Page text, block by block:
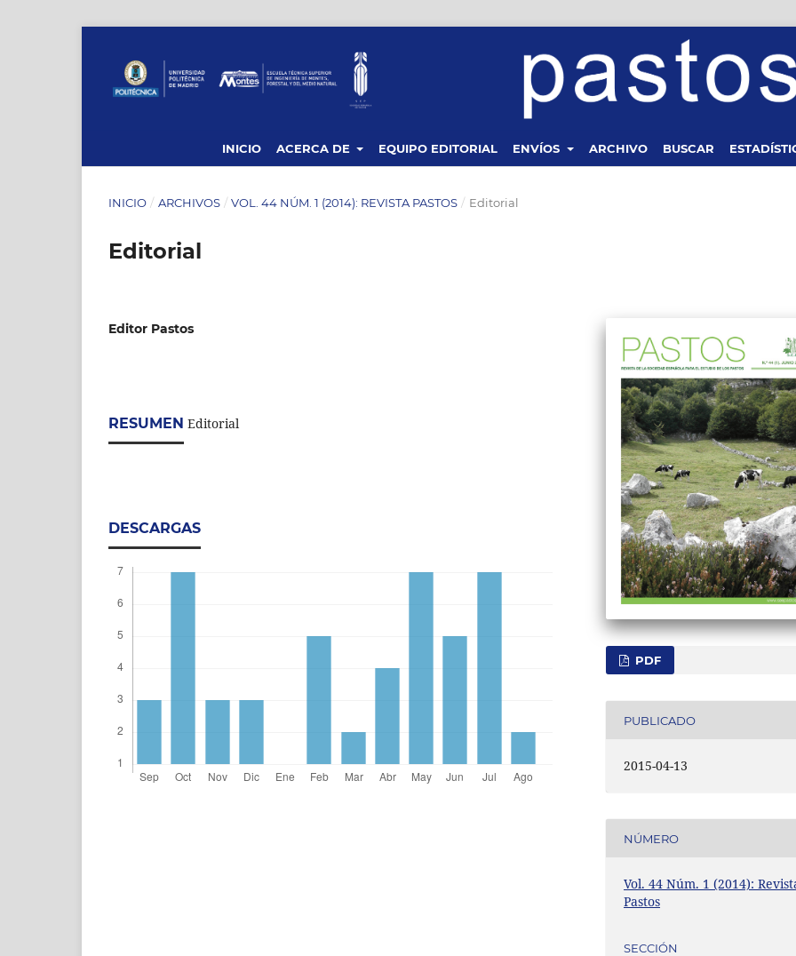
INICIO ACERCA DE EQUIPO EDITORIAL ENVÍOS ARCHIVO BUSCAR
INICIO / ARCHIVOS / VOL. 44 NÚM. 1 (2014): REVISTA PASTOS / Editorial
Editorial
Editor Pastos
RESUMEN Editorial
DESCARGAS
PDF
PUBLICADO
2015-04-13
NÚMERO
Vol. 44 Núm. 1 (2014):
Pastos
SECCIÓN